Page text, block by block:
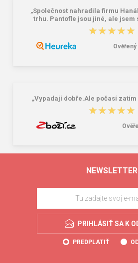
„Společnost nahradila firmu
trhu. Pantofle jsou jiné, ale jsem
★★★★★
★★★★★
„Vypadají dobře.Ale počasí zatím
★★★★★
★★★★★
NEWSLETTER
PRIHLÁSIŤ SA K
PREDPLATIŤ